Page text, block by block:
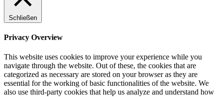
Schließen
Privacy Overview
This website uses cookies to improve your experience while you
navigate through the website. Out of these, the cookies that are
categorized as necessary are stored on your browser as they are
essential for the working of basic functionalities of the website. We
also use third-party cookies that help us analyze and understand how